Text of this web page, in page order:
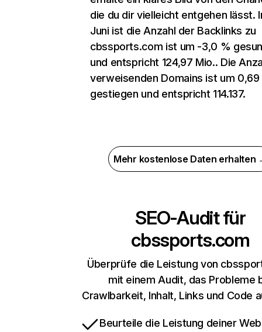
die du dir vielleicht entgehen lässt.
Juni ist die Anzahl der Backlinks zu
cbssports.com ist um -3,0 %
und entspricht 124,97 Mio.. Die
verweisenden Domains ist um 0,69
gestiegen und entspricht 114.137.
Mehr kostenlose Daten erhalten
SEO-Audit für
cbssports.com
Überprüfe die Leistung von
mit einem Audit, das Probleme
Crawlbarkeit, Inhalt, Links und Code
Beurteile die Leistung deiner